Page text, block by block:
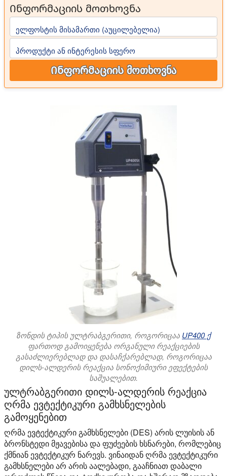
Ინფორმაციის მოთხოვნა
ელფოსტის მისამართი (აუცილებელია)
პროდუქტი ან ინტერესის სფერო
Ინფორმაციის მოთხოვნა
ზონდის ტიპის ულტრაბგერითი, როგორიცაა UP400 ქ
ფართოდ გამოიყენება ორგანული რეაქციების
გასაძლიერებლად და დასაჩქარებლად, როგორიცაა
დილს-ალდერის რეაქცია სონოქიმიური ეფექტების
საშუალებით.
ულტრაბგერითი დილს-ალდერის რეაქცია
ღრმა ევტექტიკური გამხსნელების
გამოყენებით
ღრმა ევტექტიკური გამხსნელები (DES) არის ლუისის ან
ბრონსტედი მჟავებისა და ფუძეების ხსნარები, რომლებიც
ქმნიან ევტექტიკურ ნარევს. ვინაიდან ღრმა ევტექტიკური
გამხსნელები არ არის აალებადი, გააჩნიათ დაბალი